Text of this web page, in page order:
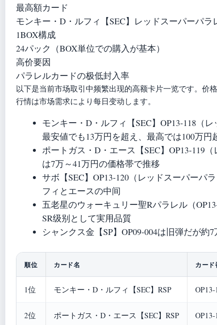
最高額カード
モンキー・D・ルフィ【SEC】レッドスーパーパラ
1BOX構成
24パック（BOX単位での購入が基本）
高价要因
パラレルカードの极低封入率
以下是当前市场取引中频繁出现的高额卡片一览です。价
行情は市场需求により每日变动します。
モンキー・D・ルフィ【SEC】OP13-118（
最安値でも13万円を超え、最高では100万
ポートガス・D・エース【SEC】OP13-119
は7万～41万円の価格帯で推移
サボ【SEC】OP13-120（レッドスーパーパ
フィとエースの中间
五老星のウォーキュリー聖Rパラレル（
SR级别として実用品質
シャンクス金【SP】OP09-004は旧弾だが約
順位 カード名 カード
1位 モンキー・D・ルフィ【SEC】RSP OP13-
2位 ポートガス・D・エース【SEC】RSP OP13-